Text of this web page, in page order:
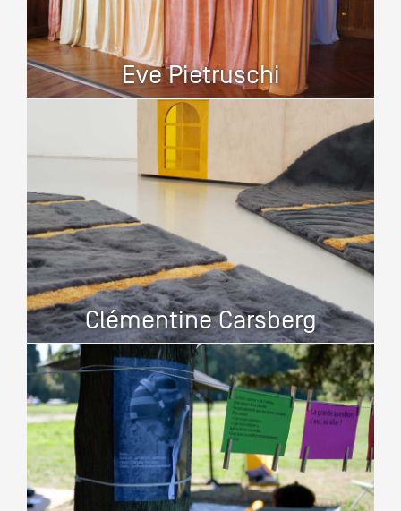
Année par année
Collection vidéos
Candidater
Eve Pietruschi
Clémentine Carsberg